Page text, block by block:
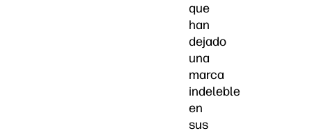
que
han
dejado
una
marca
indeleble
en
sus